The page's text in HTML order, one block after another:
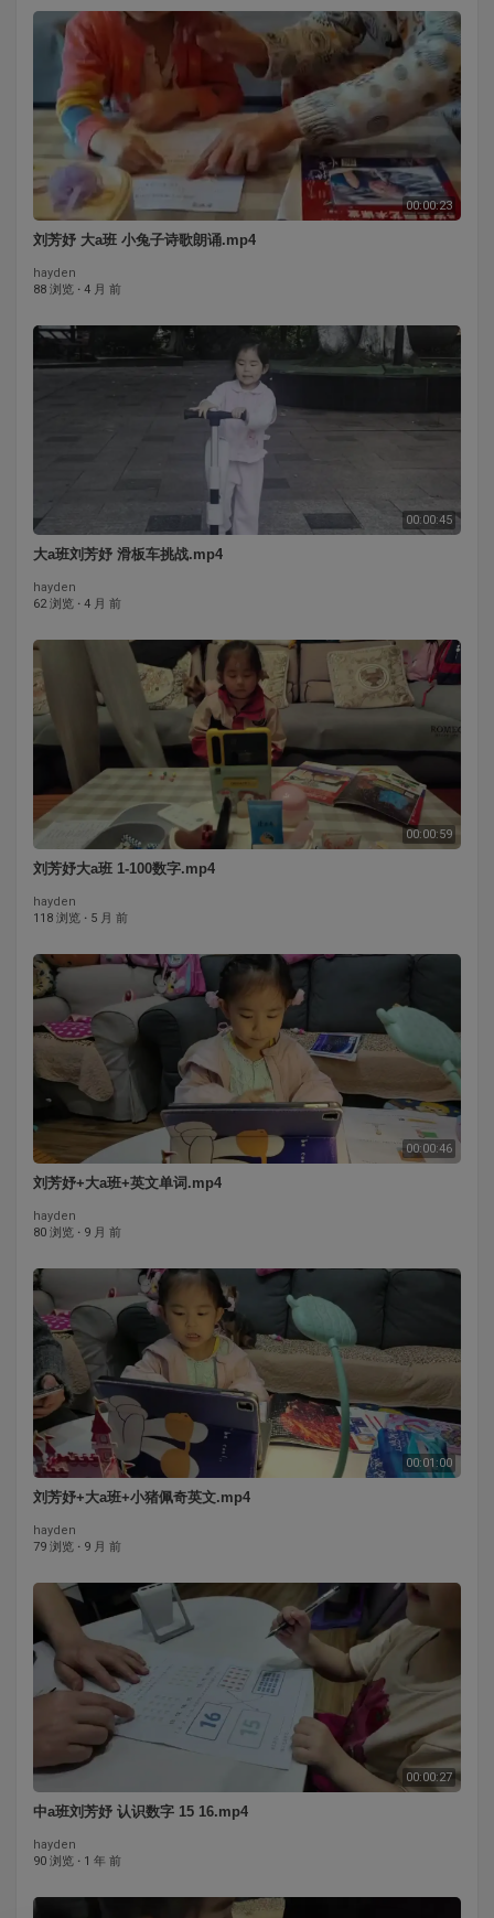
00:00:23
刘芳妤 大a班 小兔子诗歌朗诵.mp4
hayden
88 浏览 · 4 月 前
00:00:45
大a班刘芳妤 滑板车挑战.mp4
hayden
62 浏览 · 4 月 前
00:00:59
刘芳妤大a班 1-100数字.mp4
hayden
118 浏览 · 5 月 前
00:00:46
刘芳妤+大a班+英文单词.mp4
hayden
80 浏览 · 9 月 前
00:01:00
刘芳妤+大a班+小猪佩奇英文.mp4
hayden
79 浏览 · 9 月 前
00:00:27
中a班刘芳妤 认识数字 15 16.mp4
hayden
90 浏览 · 1 年 前